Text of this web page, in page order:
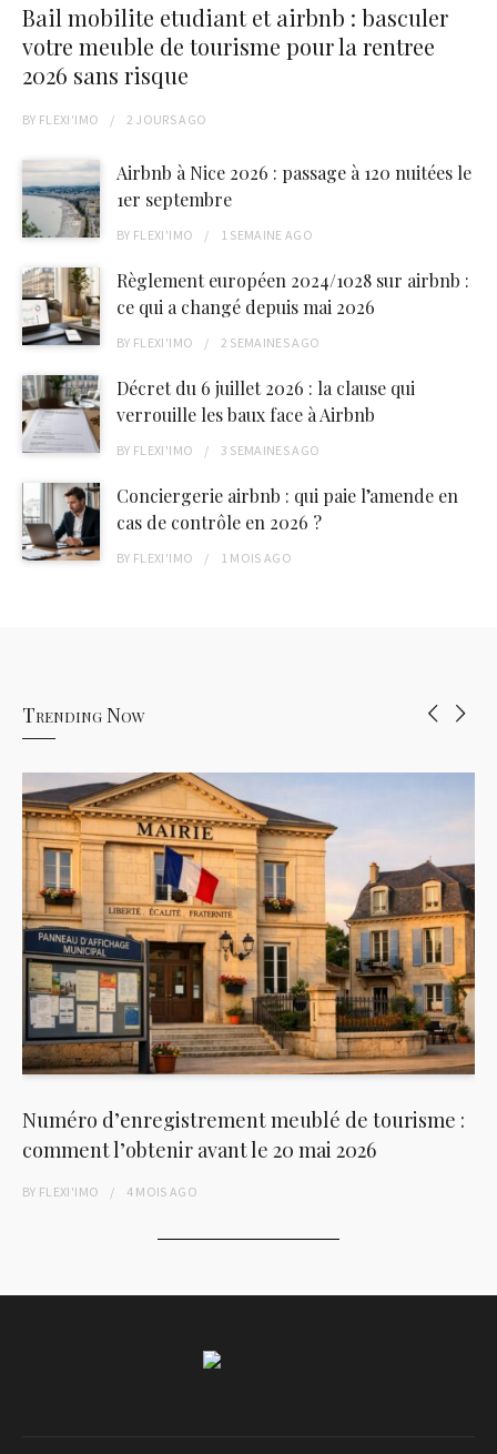
Bail mobilite etudiant et airbnb : basculer
votre meuble de tourisme pour la rentree
2026 sans risque
BY FLEXI'IMO 2 JOURSAGO
Airbnb à Nice 2026 : passage à 120 nuitées le
1er septembre
BY FLEXI'IMO 1 SEMAINE AGO
Règlement européen 2024/1028 sur airbnb :
ce qui a changé depuis mai 2026
BY FLEXI'IMO 2 SEMAINESAGO
Décret du 6 juillet 2026 : la clause qui
verrouille les baux face à Airbnb
BY FLEXI'IMO 3 SEMAINESAGO
Conciergerie airbnb : qui paie l’amende en
cas de contrôle en 2026 ?
BY FLEXI'IMO 1 MOIS AGO
Trending Now
Numéro d’enregistrement meublé de tourisme :
comment l’obtenir avant le 20 mai 2026
BY FLEXI'IMO 4 MOIS AGO